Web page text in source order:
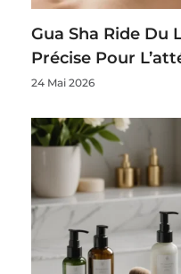
Gua Sha Ride Du
Précise Pour
24 Mai 2026